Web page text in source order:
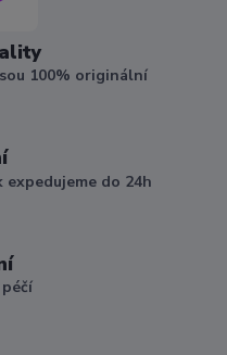
100% originální
do 24h